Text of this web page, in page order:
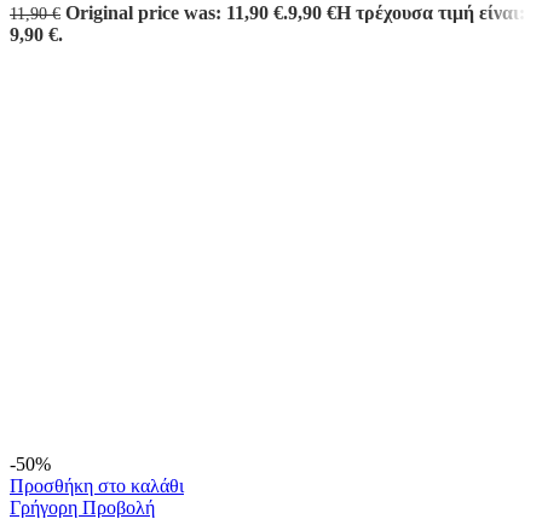
11,90€ Original price was: 11,90 €.9,90 €Η τρέχουσα τιμή είναι:
9,90 €.
-50%
Προσθήκη στο καλάθι
Γρήγορη Προβολή